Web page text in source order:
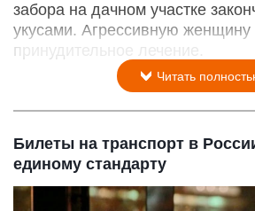
забора на дачном участке
укусами. Агрессивную женщину
принудительное лечение.
Читать
Билеты на транспорт в
единому стандарту